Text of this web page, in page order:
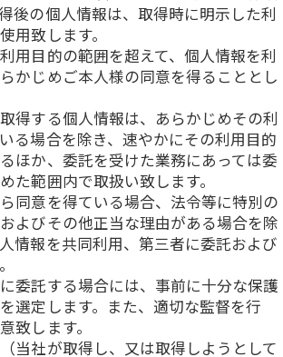
後の個人情報は、取得時に明示した利
用致します。
用目的の範囲を超えて、個人情報を利
かじめご本人様の同意を得ることとし
得する個人情報は、あらかじめその利
る場合を除き、速やかにその利用目的
ほか、委託を受けた業務にあっては委
た範囲内で取扱い致します。
同意を得ている場合、法令等に特別の
よびその他正当な理由がある場合を除
情報を共同利用、第三者に委託および
委託する場合には、事前に十分な保護
選定します。また、適切な監督を行
致します。
当社が取得し、又は取得しようとして